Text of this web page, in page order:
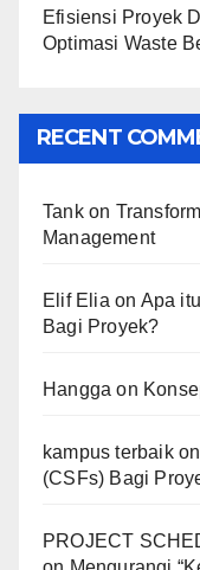
Efisiensi Proyek
Optimasi Waste
RECENT
Tankon
Management
Elif Eliaon Apa
Bagi Proyek?
Hangga on
kampus terbaikon
(CSFs) Bagi
PROJECT